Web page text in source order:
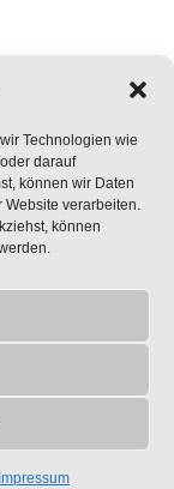
Technologien wie
darauf
können wir Daten
Website verarbeiten.
können
Impressum
der Team-
Glückwunsch
guten Rutsch